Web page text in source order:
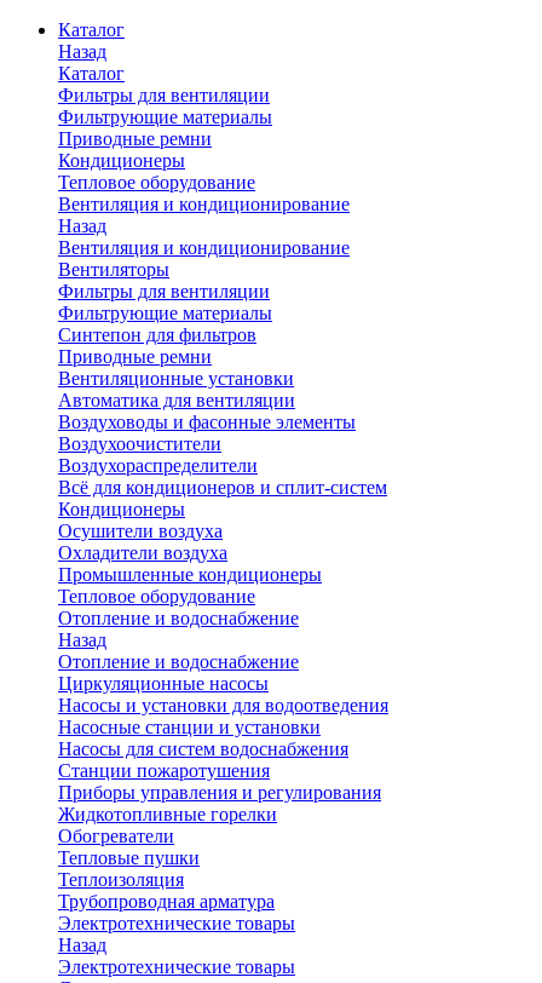
Каталог
Назад
Каталог
Фильтры для вентиляции
Фильтрующие материалы
Приводные ремни
Кондиционеры
Тепловое оборудование
Вентиляция и кондиционирование
Назад
Вентиляция и кондиционирование
Вентиляторы
Фильтры для вентиляции
Фильтрующие материалы
Синтепон для фильтров
Приводные ремни
Вентиляционные установки
Автоматика для вентиляции
Воздуховоды и фасонные элементы
Воздухоочистители
Воздухораспределители
Всё для кондиционеров и сплит-систем
Кондиционеры
Осушители воздуха
Охладители воздуха
Промышленные кондиционеры
Тепловое оборудование
Отопление и водоснабжение
Назад
Отопление и водоснабжение
Циркуляционные насосы
Насосы и установки для водоотведения
Насосные станции и установки
Насосы для систем водоснабжения
Станции пожаротушения
Приборы управления и регулирования
Жидкотопливные горелки
Обогреватели
Тепловые пушки
Теплоизоляция
Трубопроводная арматура
Электротехнические товары
Назад
Электротехнические товары